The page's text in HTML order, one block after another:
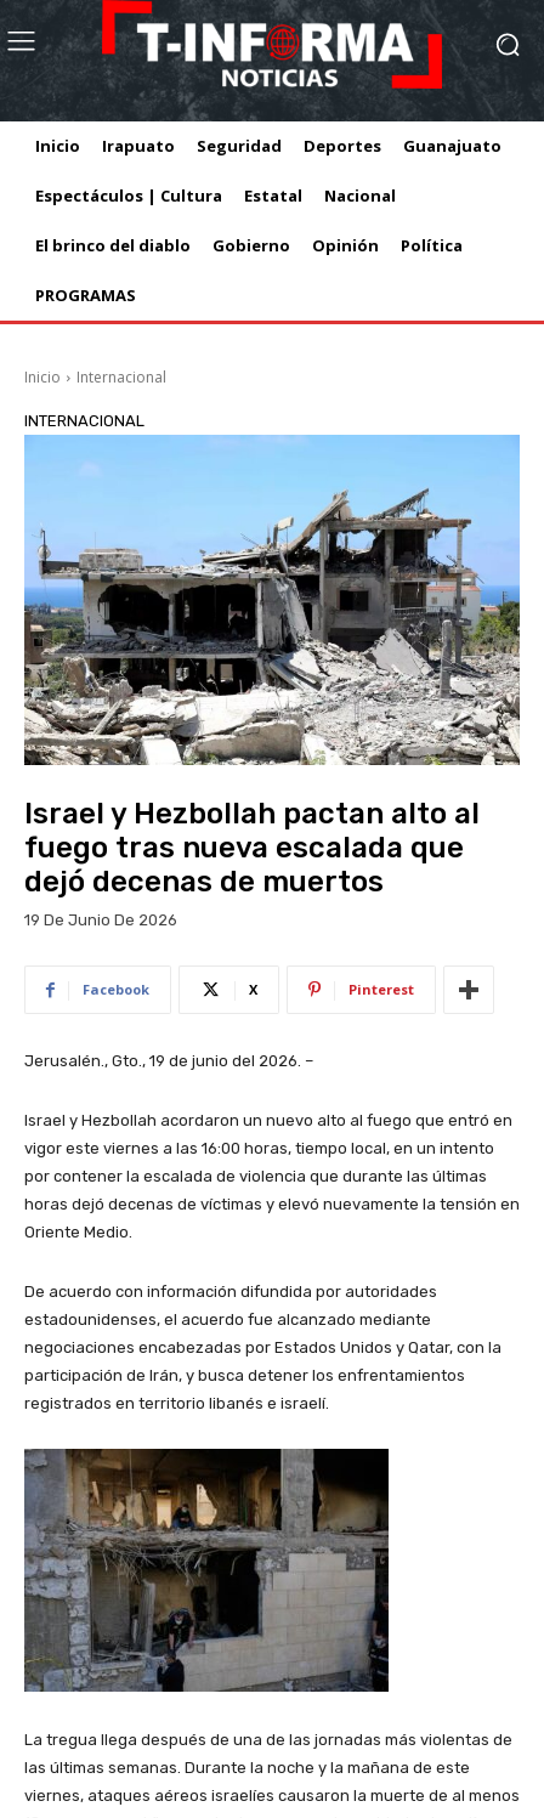
Inicio Irapuato Seguridad Deportes Guanajuato
Espectáculos | Cultura Estatal Nacional
El brinco del diablo Gobierno Opinión Política
PROGRAMAS
Inicio Internacional
INTERNACIONAL
Israel y Hezbollah pactan alto al
fuego tras nueva escalada que
dejó decenas de muertos
19 De Junio De 2026
Facebook X Pinterest
Jerusalén., Gto., 19 de junio del 2026. –
Israel y Hezbollah acordaron un nuevo alto al fuego que entró en
vigor este viernes a las 16:00 horas, tiempo local, en un intento
por contener la escalada de violencia que durante las últimas
horas dejó decenas de víctimas y elevó nuevamente la tensión en
Oriente Medio.
De acuerdo con información difundida por autoridades
estadounidenses, el acuerdo fue alcanzado mediante
negociaciones encabezadas por Estados Unidos y Qatar, con la
participación de Irán, y busca detener los enfrentamientos
registrados en territorio libanés e israelí.
La tregua llega después de una de las jornadas más violentas de
las últimas semanas. Durante la noche y la mañana de este
viernes, ataques aéreos israelíes causaron la muerte de al menos